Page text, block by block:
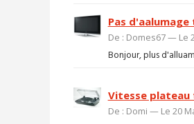
Pas
De : Domes67 — Le
Bonjour, plus
Vitesse plateau
De : Domi — Le 20